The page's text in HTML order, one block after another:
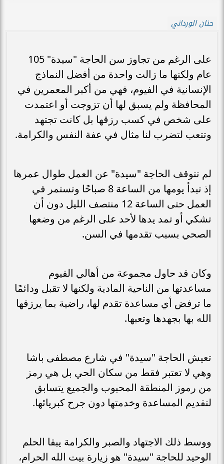
حنان الورداني
على الرغم من تجاوز سن الحاجة "سيدة" 105
عام ولكنها ما زالت واحدة من أفضل النماذج
الإنسانية في الفيوم، فهي من أكبر المعمرين في
المحافظة ولم يسبق لها أن تزوجت أو اعتمدت
على شخص في كسب رزقها بل كانت تجتهد
وتتعب لتضرب لنا مثال في عفة النفس والكرامة.
لم تتوقف الحاجة "سيدة" عن العمل طوال عمرها
إذ تبدأ يومها من الساعة 8 صباحًا وتستمر في
العمل حتى الساعة 12 منتصف الليل دون أن
تشكي أو تمد يدها لأحد على الرغم من وضعها
الصحي بسبب تقدمها في السن.
وكان قد حاول مجموعة من أهالي الفيوم
مساعدتها من الناحية المادية ولكنها لا تقبل ودائمًا
ما ترفض أي مساعدة تقدم لها، راضية بما يرزقها
الله بها بجهدها وتعبها.
تعيش الحاجة "سيدة" في شارع مصطفى باشا
وهي لا تعتبر فقط من سكان الحي بل هي رمز
من رموز المنطقة المحبوب والجميع يتسابق
لتقديم المساعدة وخدمتها دون جرح كبريائها.
ووسط ذلك الاجتهاد والصبر والكرامة يبقا الحلم
الوحيد للحاجة "سيدة" هو زيارة بيت الله الحرام،